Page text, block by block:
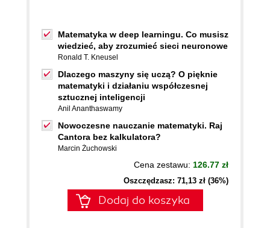
Matematyka w deep learningu. Co musisz
wiedzieć, aby zrozumieć sieci neuronowe
Ronald T. Kneusel
Dlaczego maszyny się uczą? O pięknie
matematyki i działaniu współczesnej
sztucznej inteligencji
Anil Ananthaswamy
Nowoczesne nauczanie matematyki. Raj
Cantora bez kalkulatora?
Marcin Żuchowski
Cena zestawu: 126.77 zł
Oszczędzasz: 71,13 zł (36%)
Dodaj do koszyka